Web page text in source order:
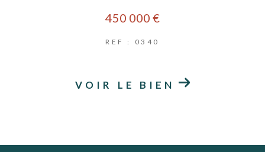
450 000 €
REF : 0340
VOIR LE BIEN